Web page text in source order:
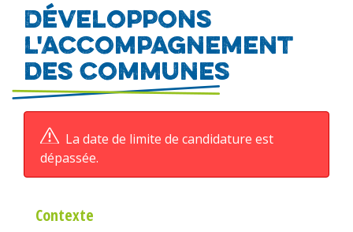
Développons
l'accompagnement
des communes
La date de limite de candidature est
dépassée.
Contexte